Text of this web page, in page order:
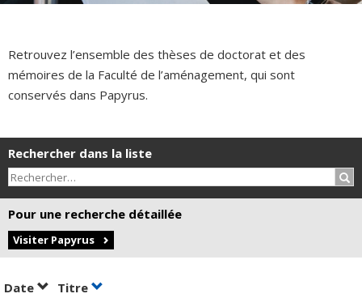
Retrouvez l’ensemble des thèses de doctorat et des
mémoires de la Faculté de l’aménagement, qui sont
conservés dans Papyrus.
Rechercher dans la liste
Pour une recherche détaillée
Visiter Papyrus
Date Trier par date en ordre croissant
Titre Trier par titre en ordre croissant